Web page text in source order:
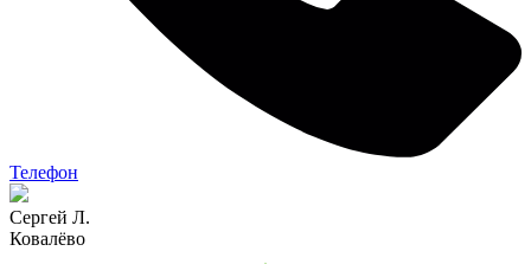
Телефон
Сергей Л.
Ковалёво